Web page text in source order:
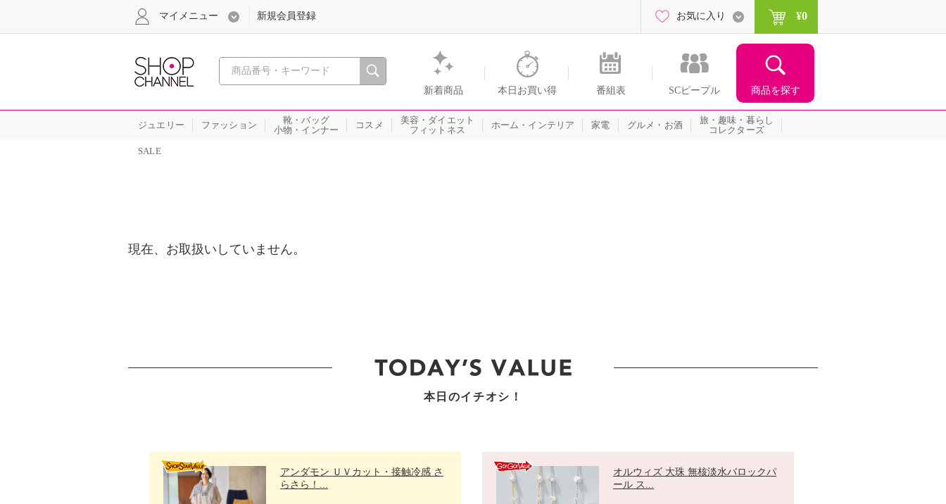
心おどる、瞬間を。通販・テレビショッピングのショップチャンネル
新着商品 本日お買い得 番組表 SCピープル 商品を探す
マイメニュー 新規会員登録 お気に入り ¥0
ジュエリー ファッション
靴・バッグ
小物・インナー
コスメ
美容・ダイエット
フィットネス
ホーム・インテリア 家電 グルメ・お酒
旅・趣味・暮らし
コレクターズ
SALE
現在、お取扱いしていません。
本日のイチオシ！
アンダモン ＵＶカット・接触冷感 さ
らさら！...
オルウィズ 大珠 無核淡水バロックパ
ール ス...